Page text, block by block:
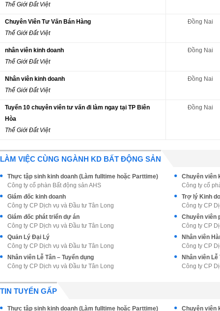
Thế Giới Đất Việt
Chuyên Viên Tư Vấn Bán Hàng
Thế Giới Đất Việt
Đồng Nai
nhân viên kinh doanh
Thế Giới Đất Việt
Đồng Nai
Nhân viên kinh doanh
Thế Giới Đất Việt
Đồng Nai
Tuyển 10 chuyên viên tư vấn đi làm ngay tại TP Biên
Hòa
Thế Giới Đất Việt
Đồng Nai
LÀM VIỆC CÙNG NGÀNH KD BẤT ĐỘNG SẢN
Thực tập sinh kinh doanh (Làm fulltime hoặc Parttime)
Công ty cổ phàn Bất động sản AHS
Công ty cổ
Giám đốc kinh doanh
Công ty CP Dịch vụ và Đầu tư Tân Long
Trợ lý Kinh
Công ty CP
Giám đốc phát triển dự án
Công ty CP Dịch vụ và Đầu tư Tân Long
Chuyên viên
Công ty CP
Quản Lý Đại Lý
Công ty CP Dịch vụ và Đầu tư Tân Long
Nhân viên
Công ty CP
Nhân viên Lễ Tân – Tuyển dụng
Công ty CP Dịch vụ và Đầu tư Tân Long
Nhân viên Lễ
Công ty CP
TIN TUYỂN GẤP
Thực tập sinh kinh doanh (Làm fulltime hoặc Parttime)